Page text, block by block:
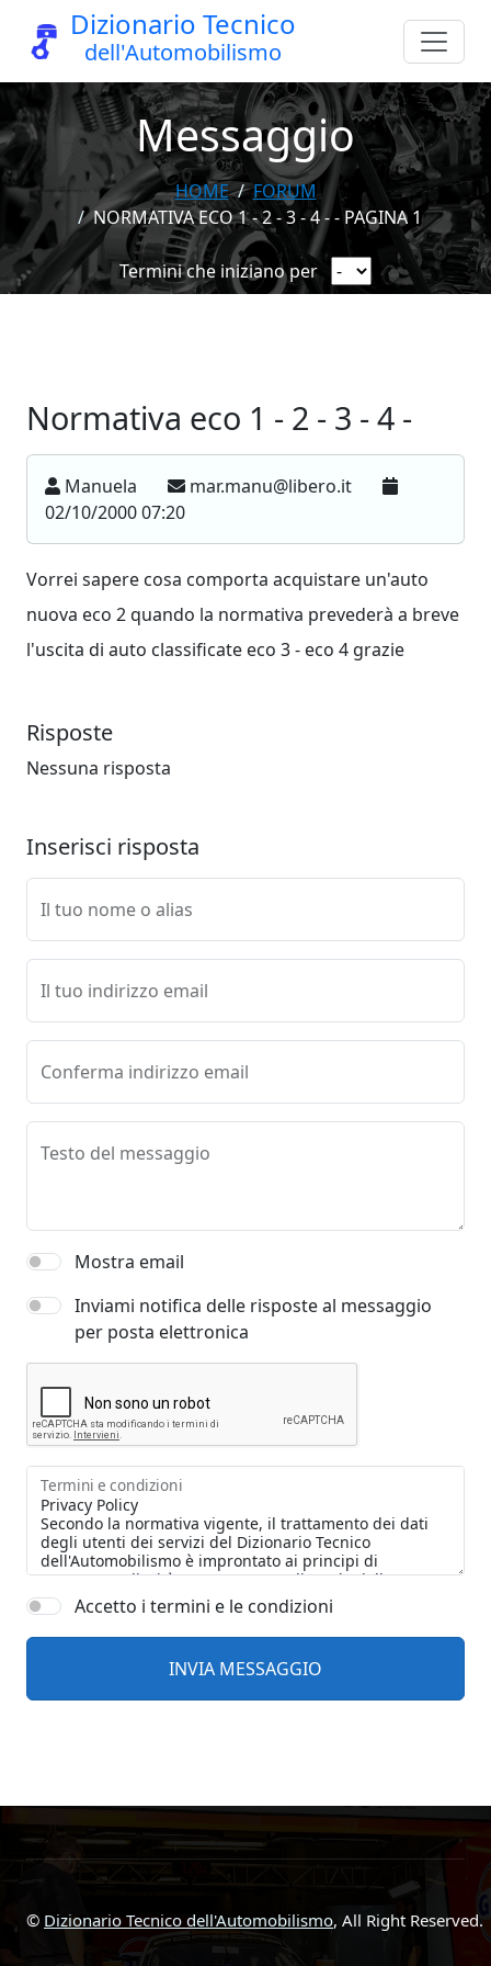
Dizionario Tecnico
dell'Automobilismo
Messaggio
HOME
FORUM
NORMATIVA ECO 1 - 2 - 3 - 4 - - PAGINA 1
Termini che iniziano per
Normativa eco 1 - 2 - 3 - 4 -
Manuela
mar.manu@libero.it
02/10/2000 07:20
Vorrei sapere cosa comporta acquistare un'auto
nuova eco 2 quando la normativa prevederà a breve
l'uscita di auto classificate eco 3 - eco 4 grazie
Risposte
Nessuna risposta
Inserisci risposta
Il tuo nome o alias
Il tuo indirizzo email
Conferma indirizzo email
Testo del messaggio
Mostra email
Inviami notifica delle risposte al messaggio
per posta elettronica
Termini e condizioni
Accetto i termini e le condizioni
© Dizionario Tecnico dell'Automobilismo, All Right Reserved.